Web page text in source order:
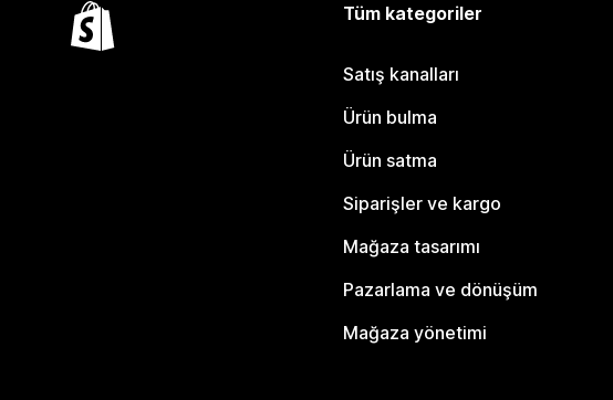
Tüm kategoriler
Satış kanalları
Ürün bulma
Ürün satma
Siparişler ve kargo
Mağaza tasarımı
Pazarlama ve dönüşüm
Mağaza yönetimi